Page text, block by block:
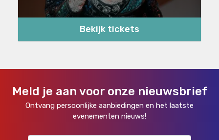
Bekijk tickets
Meld je aan voor onze nieuwsbrief
Ontvang persoonlijke aanbiedingen en het laatste
evenementen nieuws!